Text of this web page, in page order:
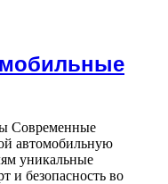
Современные
автомобильную
уникальные
и безопасность во